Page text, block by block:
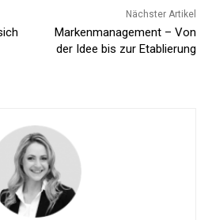
Nächster Artikel
Markenmanagement – Von
der Idee bis zur Etablierung